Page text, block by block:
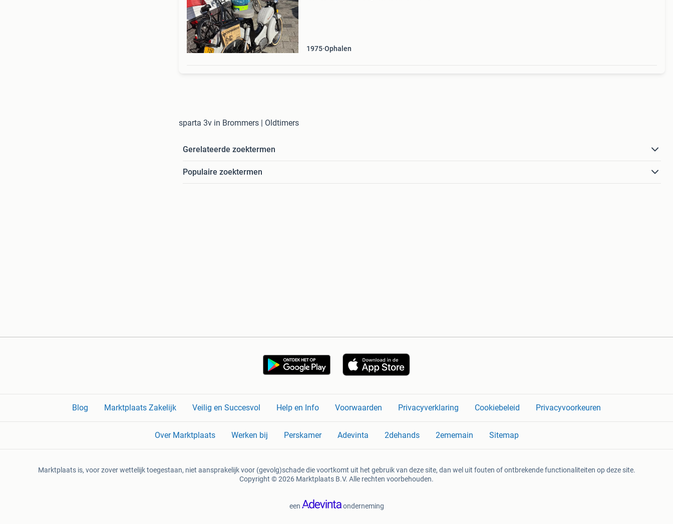
1975 Ophalen
sparta 3v in Brommers | Oldtimers
Gerelateerde zoektermen
Populaire zoektermen
Blog Marktplaats Zakelijk Veilig en Succesvol Help en Info Voorwaarden Privacyverklaring Cookiebeleid Privacyvoorkeuren
Over Marktplaats Werken bij Perskamer Adevinta 2dehands 2ememain Sitemap
Marktplaats is, voor zover wettelijk toegestaan, niet aansprakelijk voor (gevolg)schade die voortkomt uit het gebruik van deze site, dan wel uit fouten of ontbrekende functionaliteiten op deze site.
Copyright © 2026 Marktplaats B.V. Alle rechten voorbehouden.
een onderneming